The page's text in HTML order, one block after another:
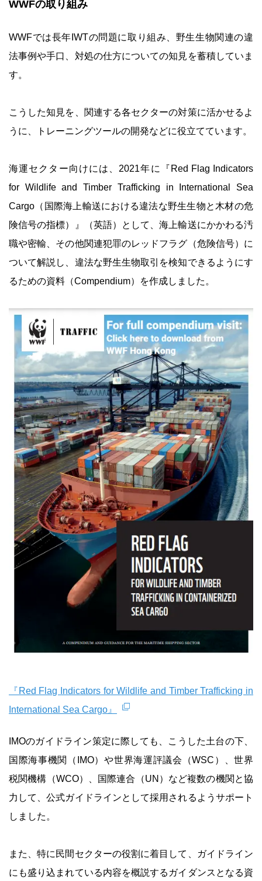
WWFの取り組み
WWFでは長年IWTの問題に取り組み、野生生物関連の違
法事例や手口、対処の仕方についての知見を蓄積していま
す。
こうした知見を、関連する各セクターの対策に活かせるよ
うに、トレーニングツールの開発などに役立てています。
海運セクター向けには、2021年に『Red Flag Indicators
for Wildlife and Timber Trafficking in International Sea
Cargo（国際海上輸送における違法な野生生物と木材の危
険信号の指標）』（英語）として、海上輸送にかかわる汚
職や密輸、その他関連犯罪のレッドフラグ（危険信号）に
ついて解説し、違法な野生生物取引を検知できるようにす
るための資料（Compendium）を作成しました。
『Red Flag Indicators for Wildlife and Timber Trafficking in
International Sea Cargo』
IMOのガイドライン策定に際しても、こうした土台の下、
国際海事機関（IMO）や世界海運評議会（WSC）、世界
税関機構（WCO）、国際連合（UN）など複数の機関と協
力して、公式ガイドラインとして採用されるようサポート
しました。
また、特に民間セクターの役割に着目して、ガイドライン
にも盛り込まれている内容を概説するガイダンスとなる資